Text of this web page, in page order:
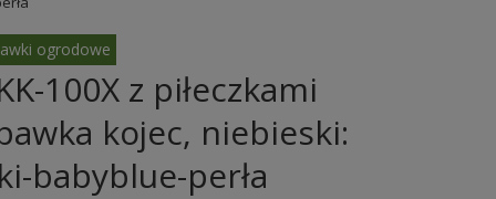
ogrodowe
100X z piłeczkami
kojec, niebieski:
babyblue-perła